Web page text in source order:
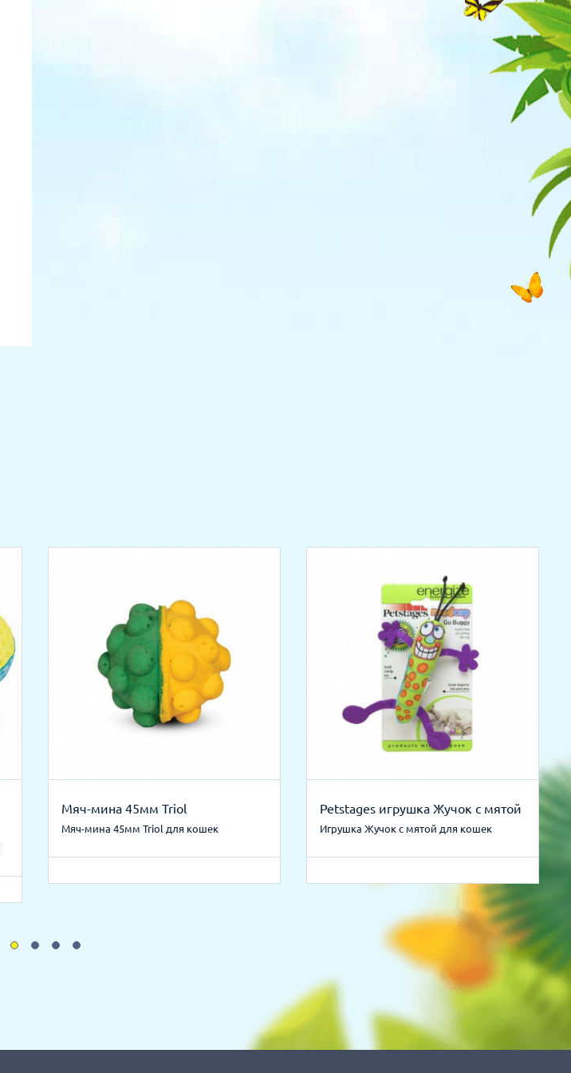
Мяч-мина 45мм Triol
Мяч-мина 45мм Triol для кошек
Petstages игрушка Жучок с мятой
Игрушка Жучок с мятой для кошек